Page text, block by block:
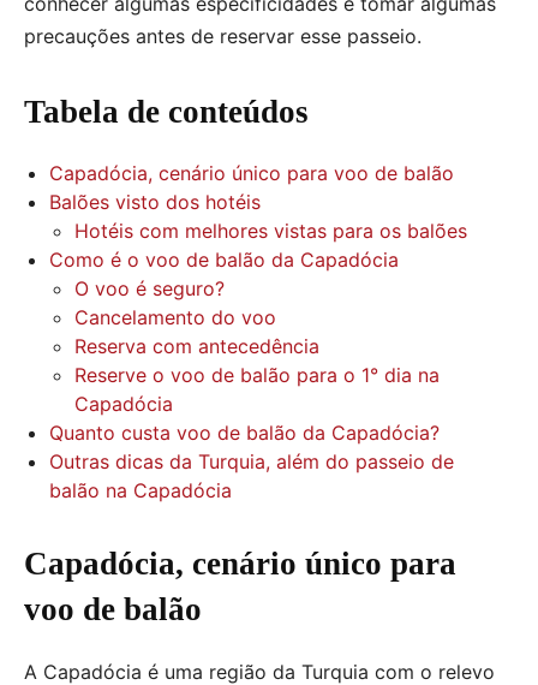
precauções antes de reservar esse passeio.
Tabela de conteúdos
Capadócia, cenário único para voo de balão
Balões visto dos hotéis
Hotéis com melhores vistas para os balões
Como é o voo de balão da Capadócia
O voo é seguro?
Cancelamento do voo
Reserva com antecedência
Reserve o voo de balão para o 1° dia na
Capadócia
Quanto custa voo de balão da Capadócia?
Outras dicas da Turquia, além do passeio de
balão na Capadócia
Capadócia, cenário único para
voo de balão
A Capadócia é uma região da Turquia com o relevo